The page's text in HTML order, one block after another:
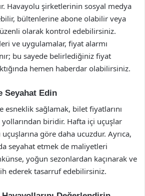
Havayolu şirketlerinin sosyal medya
bültenlerine abone olabilir veya
olarak kontrol edebilirsiniz.
ve uygulamalar, fiyat alarmı
bu sayede belirlediğiniz fiyat
hemen haberdar olabilirsiniz.
Seyahat Edin
esneklik sağlamak, bilet fiyatlarını
biridir. Hafta içi uçuşlar
göre daha ucuzdur. Ayrıca,
seyahat etmek de maliyetleri
yoğun sezonlardan kaçınarak ve
ederek tasarruf edebilirsiniz.